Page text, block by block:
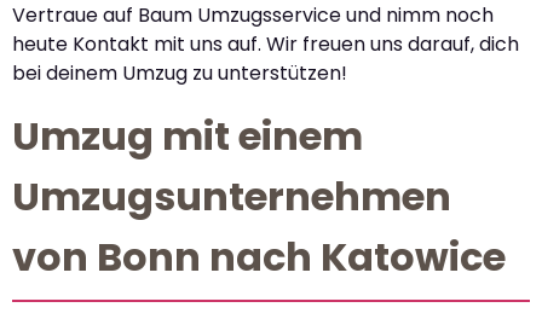
Vertraue auf Baum Umzugsservice und nimm noch
heute Kontakt mit uns auf. Wir freuen uns darauf, dich
bei deinem Umzug zu unterstützen!
Umzug mit einem
Umzugsunternehmen
von Bonn nach Katowice